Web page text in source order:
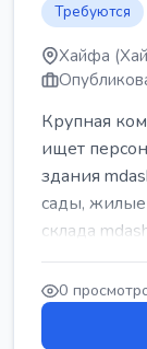
Требуются
Хайфа
Крупная
ищет
здания
сады, жилые
склада
0